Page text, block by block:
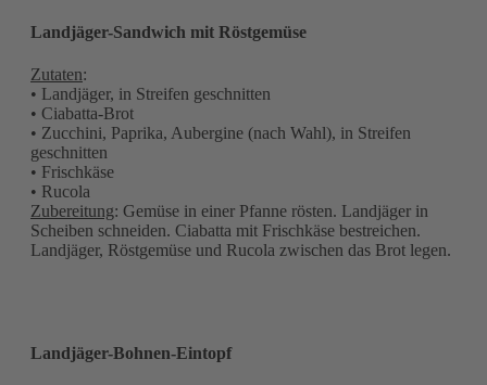
Landjäger-Sandwich mit Röstgemüse
Zutaten:
• Landjäger, in Streifen geschnitten
• Ciabatta-Brot
• Zucchini, Paprika, Aubergine (nach Wahl), in Streifen
geschnitten
• Frischkäse
• Rucola
Zubereitung: Gemüse in einer Pfanne rösten. Landjäger in
Scheiben schneiden. Ciabatta mit Frischkäse bestreichen.
Landjäger, Röstgemüse und Rucola zwischen das Brot legen.
Landjäger-Bohnen-Eintopf